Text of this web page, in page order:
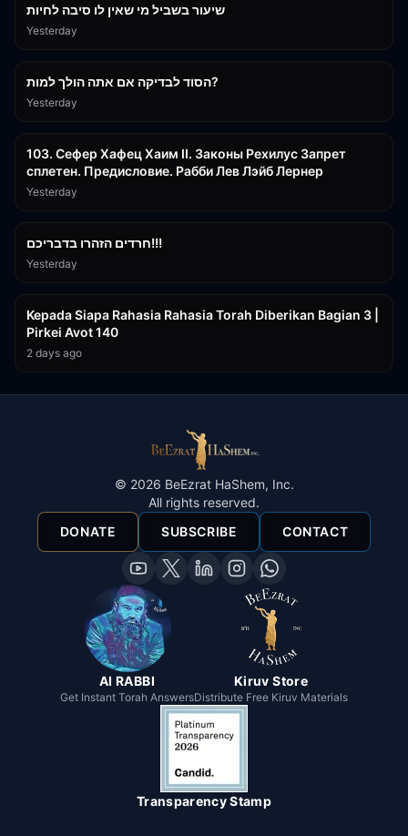
שיעור בשביל מי שאין לו סיבה לחיות
Yesterday
הסוד לבדיקה אם אתה הולך למות?
Yesterday
103. Сефер Хафец Хаим II. Законы Рехилус Запрет
сплетен. Предисловие. Рабби Лев Лэйб Лернер
Yesterday
חרדים הזהרו בדבריכם!!!
Yesterday
Kepada Siapa Rahasia Rahasia Torah Diberikan Bagian 3 |
Pirkei Avot 140
2 days ago
© 2026 BeEzrat HaShem, Inc.
All rights reserved.
DONATE
SUBSCRIBE CONTACT
AI RABBI
Get Instant Torah Answers
Kiruv Store
Distribute Free Kiruv Materials
Transparency Stamp